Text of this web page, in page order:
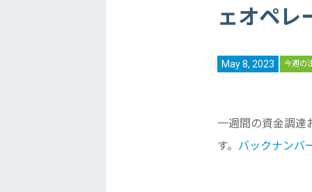
ェオペレ
May 8, 2023 今週の
一週間の資金調達
す。 バックナンバ